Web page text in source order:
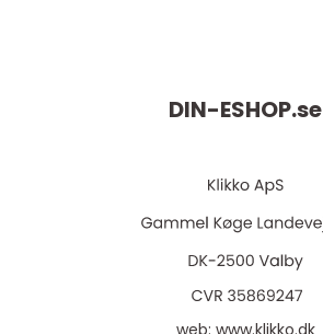
DIN-ESHOP.se
web: www.klikko.dk